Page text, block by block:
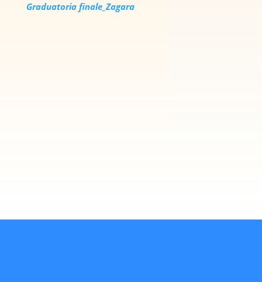
Graduatoria finale_Zagara